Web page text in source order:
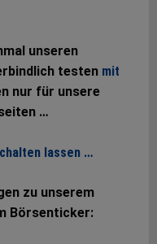
unseren
testen mit
nur für unsere
…
lassen …
zu unserem
Börsenticker: